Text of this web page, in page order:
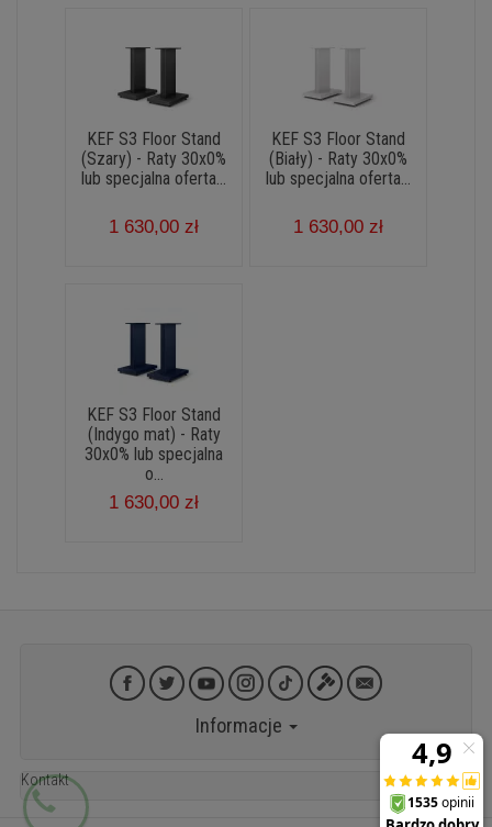
KEF S3 Floor Stand
(Szary) - Raty 30x0%
lub specjalna oferta...
1 630,00 zł
KEF S3 Floor Stand
(Biały) - Raty 30x0%
lub specjalna oferta...
1 630,00 zł
KEF S3 Floor Stand
(Indygo mat) - Raty
30x0% lub specjalna
o...
1 630,00 zł
Informacje
Kontakt